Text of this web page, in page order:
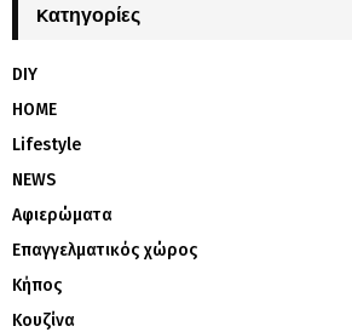
Kατηγορίες
DIY
HOME
Lifestyle
NEWS
Αφιερώματα
Επαγγελματικός χώρος
Κήπος
Κουζίνα